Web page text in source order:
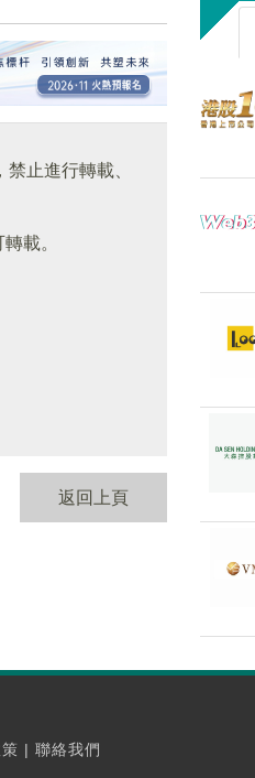
止進行轉載、
載。
返回上頁
| 聯絡我們